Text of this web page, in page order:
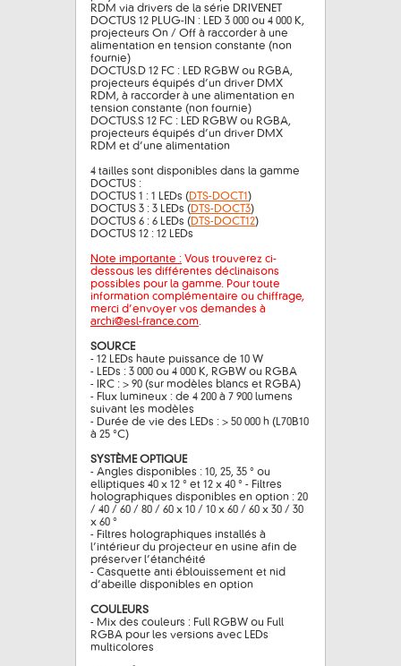
RDM via drivers de la série DRIVENET
DOCTUS 12 PLUG-IN : LED 3 000 ou 4 000 K,
projecteurs On / Off à raccorder à une
alimentation en tension constante (non
fournie)
DOCTUS.D 12 FC : LED RGBW ou RGBA,
projecteurs équipés d’un driver DMX
RDM, à raccorder à une alimentation en
tension constante (non fournie)
DOCTUS.S 12 FC : LED RGBW ou RGBA,
projecteurs équipés d’un driver DMX
RDM et d’une alimentation
4 tailles sont disponibles dans la gamme
DOCTUS :
DOCTUS 1 : 1 LEDs ( DTS-DOCT1 )
DOCTUS 3 : 3 LEDs ( DTS-DOCT3)
DOCTUS 6 : 6 LEDs ( DTS-DOCT12)
DOCTUS 12 : 12 LEDs
Note importante : Vous trouverez ci-
dessous les différentes déclinaisons
possibles pour la gamme. Pour toute
information complémentaire ou chiffrage,
merci d’envoyer vos demandes à
archi@esl-france.com
SOURCE
- 12 LEDs haute puissance de 10 W
- LEDs : 3 000 ou 4 000 K, RGBW ou RGBA
- IRC : > 90 (sur modèles blancs et RGBA)
- Flux lumineux : de 4 200 à 7 900 lumens
suivant les modèles
- Durée de vie des LEDs : > 50 000 h (L70B10
à 25 °C)
SYSTÈME OPTIQUE
- Angles disponibles : 10, 25, 35 ° ou
elliptiques 40 x 12 ° et 12 x 40 ° - Filtres
holographiques disponibles en option : 20
/ 40 / 60 / 80 / 60 x 10 / 10 x 60 / 60 x 30 / 30
x 60 °
- Filtres holographiques installés à
l’intérieur du projecteur en usine afin de
préserver l’étanchéité
- Casquette anti éblouissement et nid
d’abeille disponibles en option
COULEURS
- Mix des couleurs : Full RGBW ou Full
RGBA pour les versions avec LEDs
multicolores